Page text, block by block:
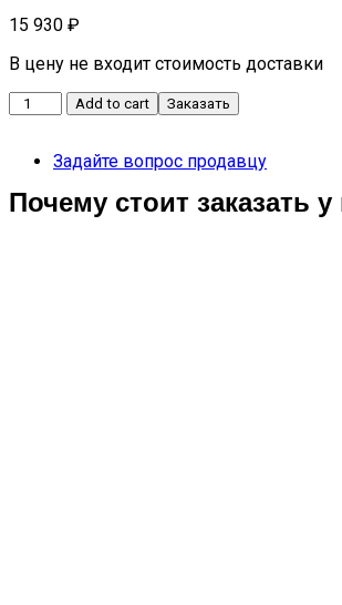
15 930 ₽
В цену не входит стоимость доставки
ПРИВОД
КОЛЕСА
quantity
Add to cart Заказать
Задайте вопрос продавцу
Почему стоит заказать у